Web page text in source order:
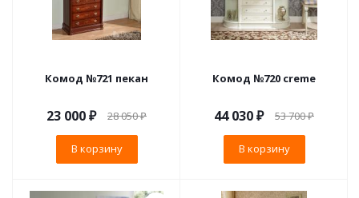
Комод №721 пекан
23 000₽ 28 050₽
В корзину
Комод №720 creme
44 030₽ 53 700₽
В корзину